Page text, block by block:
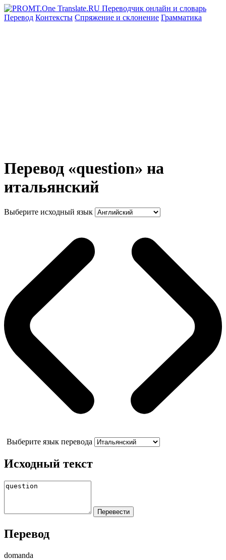
Перевод Контексты Спряжение и склонение Грамматика
Перевод «question» на
итальянский
Выберите исходный язык
Выберите язык перевода
Исходный текст
Перевод
domanda